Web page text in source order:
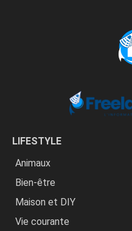
LIFESTYLE
Animaux
Bien-être
Maison et DIY
Vie courante